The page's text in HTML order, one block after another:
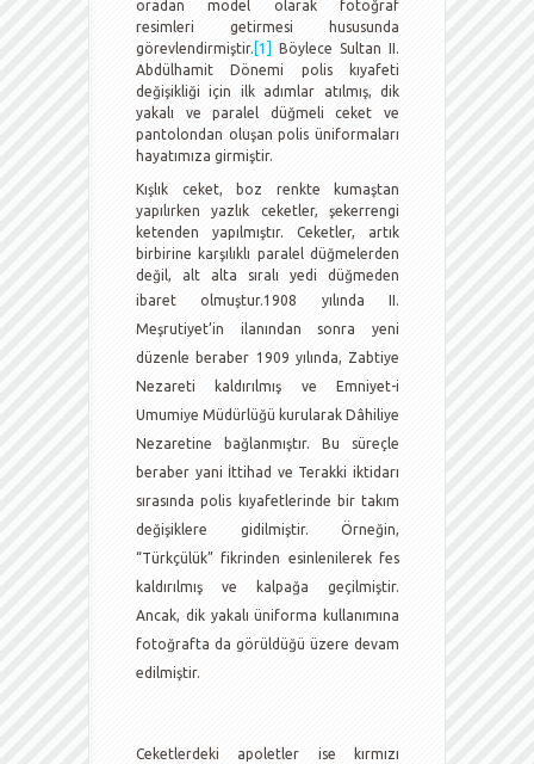
oradan model olarak fotoğraf
resimleri getirmesi hususunda
görevlendirmiştir. [1]
Böylece Sultan II.
Abdülhamit Dönemi polis kıyafeti
değişikliği için ilk adımlar atılmış, dik
yakalı ve paralel düğmeli ceket ve
pantolondan oluşan polis üniformaları
hayatımıza girmiştir.
Kışlık ceket, boz renkte kumaştan
yapılırken yazlık ceketler, şekerrengi
ketenden yapılmıştır. Ceketler, artık
birbirine karşılıklı paralel düğmelerden
değil, alt alta sıralı yedi düğmeden
ibaret olmuştur.1908 yılında II.
Meşrutiyet’in ilanından sonra yeni
düzenle beraber 1909 yılında, Zabtiye
Nezareti kaldırılmış ve Emniyet-i
Umumiye Müdürlüğü kurularak Dâhiliye
Nezaretine bağlanmıştır. Bu süreçle
beraber yani İttihad ve Terakki iktidarı
sırasında polis kıyafetlerinde bir takım
değişiklere gidilmiştir. Örneğin,
“Türkçülük” fikrinden esinlenilerek fes
kaldırılmış ve kalpağa geçilmiştir.
Ancak, dik yakalı üniforma kullanımına
fotoğrafta da görüldüğü üzere devam
edilmiştir.
Ceketlerdeki apoletler ise kırmızı